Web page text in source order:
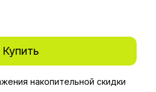
Купить
накопительной скидки